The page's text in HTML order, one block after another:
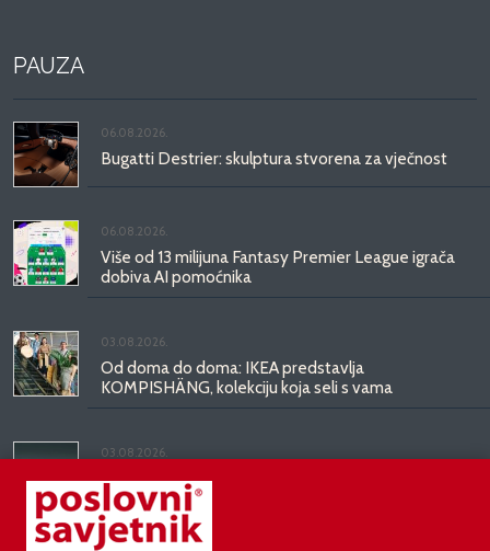
PAUZA
06.08.2026.
Bugatti Destrier: skulptura stvorena za vječnost
06.08.2026.
Više od 13 milijuna Fantasy Premier League igrača
dobiva AI pomoćnika
03.08.2026.
Od doma do doma: IKEA predstavlja
KOMPISHÄNG, kolekciju koja seli s vama
03.08.2026.
Kineski BYD predstavio luksuznu limuzinu veću od
Mercedesove S-klase, obećava domet do 1.000
kilometara